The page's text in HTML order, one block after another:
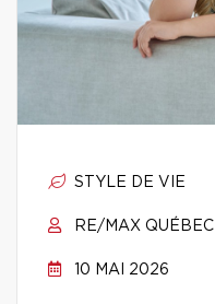
STYLE DE VIE
RE/MAX QUÉBEC
10 MAI 2026